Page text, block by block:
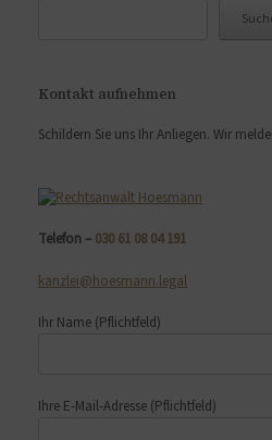
Kontakt aufnehmen
Schildern Sie uns Ihr Anliegen. Wir
Telefon – 030 61 08 04 191
kanzlei@hoesmann.legal
Ihr Name (Pflichtfeld)
Ihre E-Mail-Adresse (Pflichtfeld)